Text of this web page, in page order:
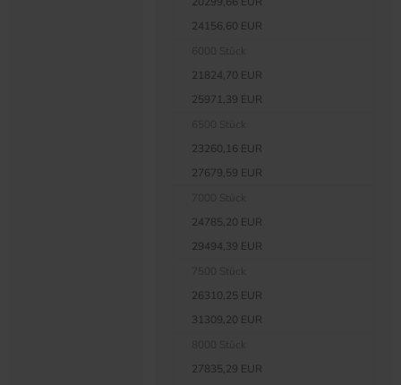
24156,60 EUR
21824,70 EUR
25971,39 EUR
23260,16 EUR
27679,59 EUR
24785,20 EUR
29494,39 EUR
26310,25 EUR
31309,20 EUR
27835,29 EUR